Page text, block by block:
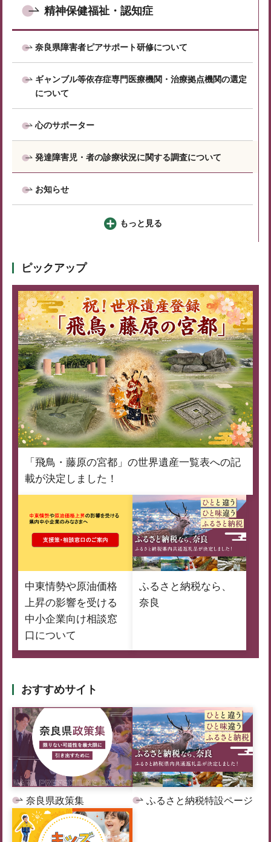
精神保健福祉・認知症
奈良県障害者ピアサポート研修について
ギャンブル等依存症専門医療機関・治療拠点機関の選定
について
心のサポーター
発達障害児・者の診療状況に関する調査について
お知らせ
もっと見る
ピックアップ
「飛鳥・藤原の宮都」の世界遺産一覧表への記
載が決定しました！
中東情勢や原油価格
上昇の影響を受ける
中小企業向け相談窓
口について
ふるさと納税なら、
奈良
おすすめサイト
奈良県政策集 ふるさと納税特設ページ